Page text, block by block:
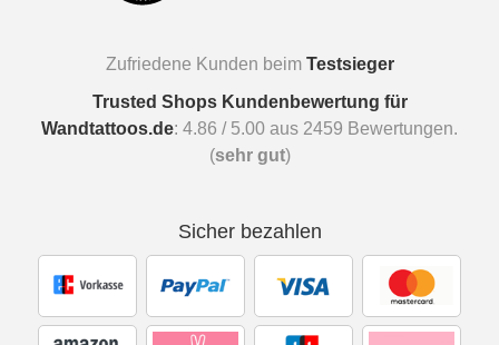
Zufriedene Kunden beim Testsieger
Trusted Shops Kundenbewertung für
Wandtattoos.de: 4.86 / 5.00 aus 2459 Bewertungen.
(sehr gut)
Sicher bezahlen